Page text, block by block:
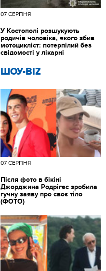
ШОУ-BIZ
07 СЕРПНЯ
Після фото в бікіні
Джорджина Родрігес зробила
гучну заяву про своє тіло
(ФОТО)
07 СЕРПНЯ
У Костополі розшукують
родичів чоловіка, якого збив
мотоцикліст: потерпілий без
свідомості у лікарні